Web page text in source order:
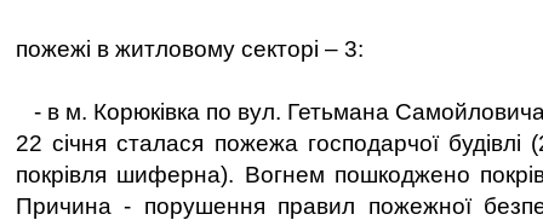
пожежі в житловому секторі – 3:
- в м. Корюківка по вул. Гетьмана
22 січня сталася пожежа господарчої будівлі
покрівля шиферна). Вогнем пошкоджено
Причина - порушення правил пожежної